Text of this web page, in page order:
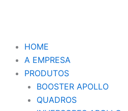
conteúdoHOME
A EMPRESA
PRODUTOS
BOOSTER APOLLO
QUADROS